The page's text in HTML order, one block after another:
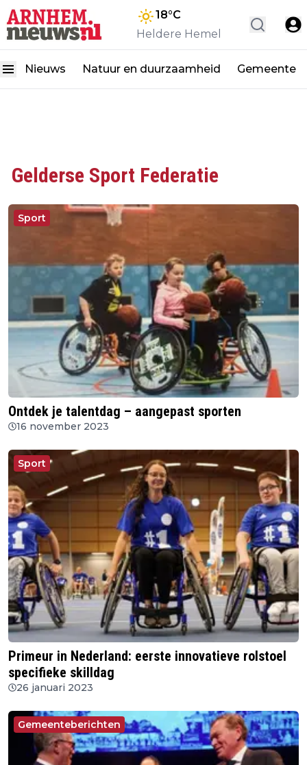
18°C
Heldere Hemel
Nieuws Natuur en duurzaamheid Gemeente
Gelderse Sport Federatie
Sport
Ontdek je talentdag – aangepast sporten
16 november 2023
Sport
Primeur in Nederland: eerste innovatieve rolstoel
specifieke skilldag
26 januari 2023
Gemeenteberichten